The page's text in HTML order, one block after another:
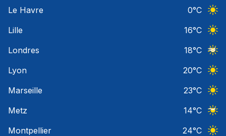
Le Havre
0°C
Lille
16°C
Londres
18°C
Lyon
20°C
Marseille
23°C
Metz
14°C
Montpellier
24°C